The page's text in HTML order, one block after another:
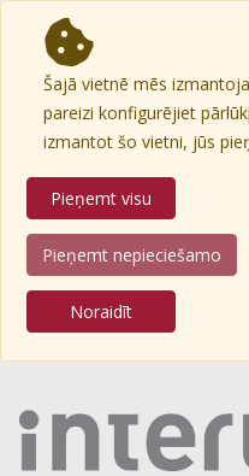
Šajā vietnē mēs
pareizi konfigurējiet
izmantot šo vietni, jūs
Pieņemt visu
Pieņemt nepieciešamo
Noraidīt